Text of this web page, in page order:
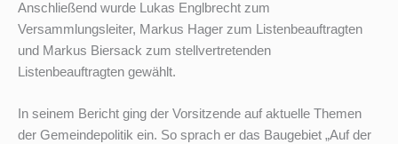
Anschließend wurde Lukas Englbrecht zum
Versammlungsleiter, Markus Hager zum Listenbeauftragten
und Markus Biersack zum stellvertretenden
Listenbeauftragten gewählt.
In seinem Bericht ging der Vorsitzende auf aktuelle Themen
der Gemeindepolitik ein. So sprach er das Baugebiet „Auf der